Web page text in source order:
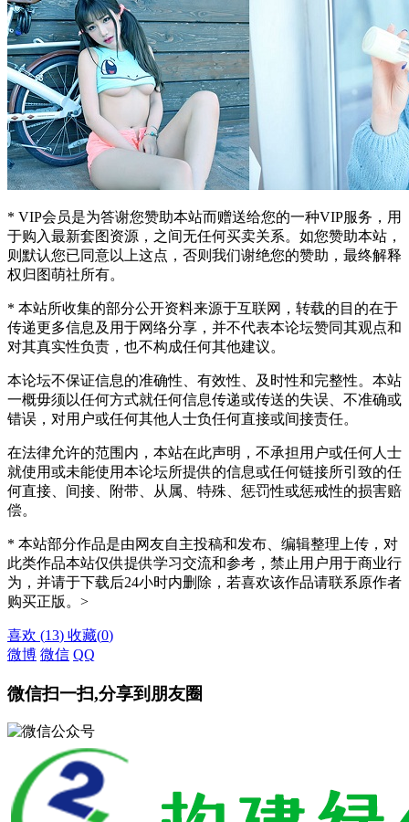
* VIP会员是为答谢您赞助本站而赠送给您的一种VIP服务，用
于购入最新套图资源，之间无任何买卖关系。如您赞助本站，
则默认您已同意以上这点，否则我们谢绝您的赞助，最终解释
权归图萌社所有。
* 本站所收集的部分公开资料来源于互联网，转载的目的在于
传递更多信息及用于网络分享，并不代表本论坛赞同其观点和
对其真实性负责，也不构成任何其他建议。
本论坛不保证信息的准确性、有效性、及时性和完整性。本站
一概毋须以任何方式就任何信息传递或传送的失误、不准确或
错误，对用户或任何其他人士负任何直接或间接责任。
在法律允许的范围内，本站在此声明，不承担用户或任何人士
就使用或未能使用本论坛所提供的信息或任何链接所引致的任
何直接、间接、附带、从属、特殊、惩罚性或惩戒性的损害赔
偿。
* 本站部分作品是由网友自主投稿和发布、编辑整理上传，对
此类作品本站仅供提供学习交流和参考，禁止用户用于商业行
为，并请于下载后24小时内删除，若喜欢该作品请联系原作者
购买正版。>
喜欢 (13) 收藏(0)
微博 微信 QQ
微信扫一扫,分享到朋友圈